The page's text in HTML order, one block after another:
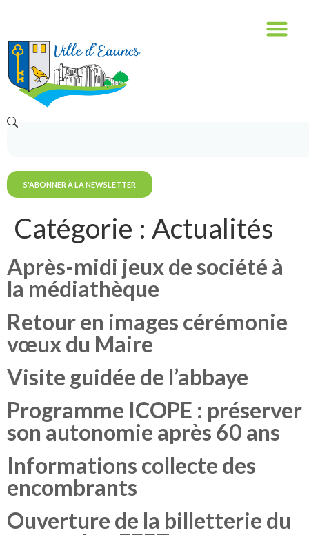
S'ABONNER À LA NEWSLETTER
Catégorie : Actualités
Après-midi jeux de société à
la médiathèque
Retour en images cérémonie
vœux du Maire
Visite guidée de l’abbaye
Programme ICOPE : préserver
son autonomie après 60 ans
Informations collecte des
encombrants
Ouverture de la billetterie du